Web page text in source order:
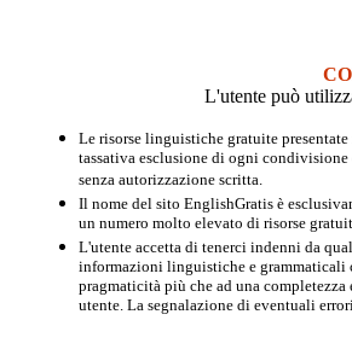
L'utente può
Le risorse linguistiche gratuite
tassativa esclusione di ogni
senza autorizzazione scritta.
Il nome del sito EnglishGratis è
un numero molto elevato di risorse
L'utente accetta di tenerci indenni da
informazioni linguistiche e grammaticali
pragmaticità più che ad una
utente. La segnalazione di eventuali